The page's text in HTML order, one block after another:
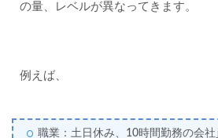
の量、レベルが異なってきます。
例えば、
職業：土日休み、10時間勤務の会社